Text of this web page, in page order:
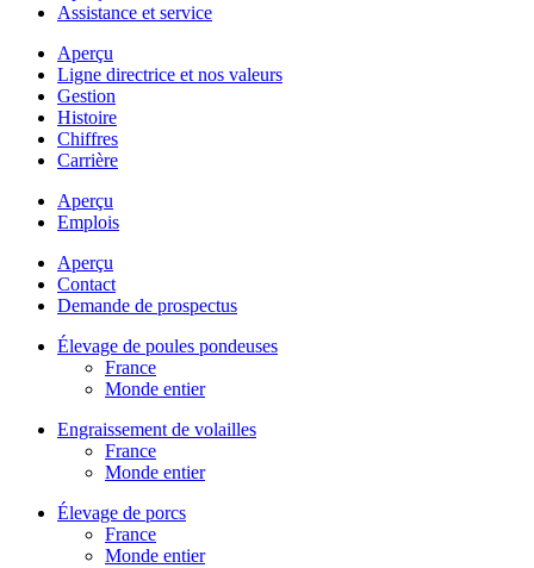
Assistance et service
Aperçu
Ligne directrice et nos valeurs
Gestion
Histoire
Chiffres
Carrière
Aperçu
Emplois
Aperçu
Contact
Demande de prospectus
Élevage de poules pondeuses
France
Monde entier
Engraissement de volailles
France
Monde entier
Élevage de porcs
France
Monde entier